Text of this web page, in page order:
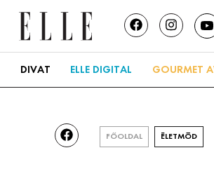
DIVAT ELLE DIGITAL GOURMET
FŐOLDAL ÉLETMÓD